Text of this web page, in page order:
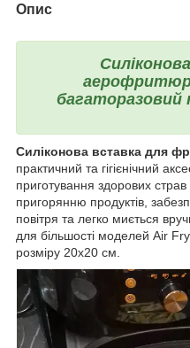
Опис
багаторазовий
Силіконова вставка для
практичний та гігієнічний
приготування здорових
пригорянню продуктів,
повітря та легко миється
для більшості моделей Air
розміру 20x20 см.